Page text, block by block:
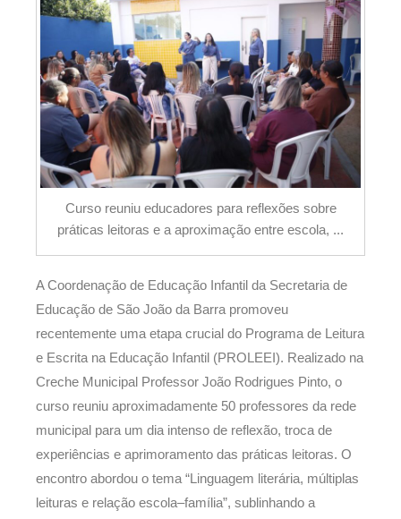
Curso reuniu educadores para reflexões sobre
práticas leitoras e a aproximação entre escola, ...
A Coordenação de Educação Infantil da Secretaria de
Educação de São João da Barra promoveu
recentemente uma etapa crucial do Programa de Leitura
e Escrita na Educação Infantil (PROLEEI). Realizado na
Creche Municipal Professor João Rodrigues Pinto, o
curso reuniu aproximadamente 50 professores da rede
municipal para um dia intenso de reflexão, troca de
experiências e aprimoramento das práticas leitoras. O
encontro abordou o tema “Linguagem literária, múltiplas
leituras e relação escola–família”, sublinhando a